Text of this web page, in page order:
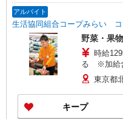
アルバイト
生活協同組合コープみらい コ
野菜・果
時給
る ※加給含む 時給1295円〜 ※16
降 時給＋
東京都
キープ